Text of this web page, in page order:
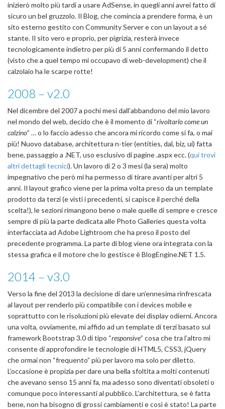
inizierò molto più tardi a usare AdSense, in quegli anni avrei fatto di
sicuro un bel gruzzolo. Il Blog, che comincia a prendere forma, è un
sito esterno gestito con Community Server e con un layout a sé
stante. Il sito vero e proprio, per pigrizia, resterà invece
tecnologicamente indietro per più di 5 anni confermando il detto
(visto che a quel tempo mi occupavo di web-development) che il
calzolaio ha le scarpe rotte!
2008 – v2.0
Nel dicembre del 2007 a pochi mesi dall’abbandono del mio lavoro
nel mondo del web, decido che è il momento di “rivoltarlo come un
calzino” … o lo faccio adesso che ancora mi ricordo come si fa, o mai
più! Nuovo database, architettura n-tier (entities, dal, biz, ui) fatta
bene, passaggio a .NET, uso esclusivo di pagine .aspx ecc. (qui trovi
altri dettagli tecnici). Un lavoro di 2 o 3 mesi (la sera) molto
impegnativo che però mi ha permesso di tirare avanti per altri 5
anni. Il layout grafico viene per la prima volta preso da un template
prodotto da terzi (e visti i precedenti, si capisce il perché della
scelta!), le sezioni rimangono bene o male quelle di sempre e cresce
sempre di più la parte dedicata alle Photo Galleries questa volta
interfacciata ad Adobe Lightroom che ha preso il posto del
precedente programma. La parte di blog viene ora integrata con la
stessa grafica e il motore che lo gestisce è BlogEngine.NET 1.5.
2014 – v3.0
Verso la fine del 2013 la decisione di dare un’ennesima rinfrescata
al layout per renderlo più compatibile con i devices mobile e
soprattutto con le risoluzioni più elevate dei display odierni. Ancora
una volta, ovviamente, mi affido ad un template di terzi basato sul
framework Bootstrap 3.0 di tipo “responsive” cosa che tra l’altro mi
consente di approfondire le tecnologie di HTML5, CSS3, jQuery
che ormai non “frequento” più per lavoro ma solo per diletto.
L’occasione è propizia per dare una bella sfoltita a molti contenuti
che avevano senso 15 anni fa, ma adesso sono diventati obsoleti o
comunque poco interessanti al pubblico. L’architettura, se è fatta
bene, non ha bisogno di grossi cambiamenti e così è stato! La parte